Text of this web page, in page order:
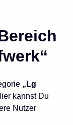
„Lg
kannst Du
Nutzer